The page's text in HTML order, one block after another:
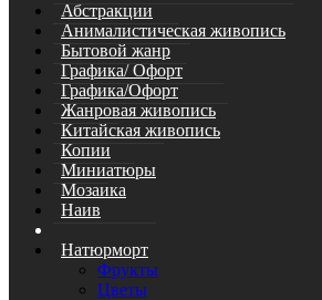
Абстракции
Анималистическая живопись
Бытовой жанр
Графика/ Офорт
Графика/Офорт
Жанровая живопись
Китайская живопись
Копии
Миниатюры
Мозаика
Наив
Натюрморт
Фрукты
Цветы